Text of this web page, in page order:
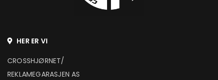
HER ER VI
CROSSHJØRNET/
REKLAMEGARASJEN AS